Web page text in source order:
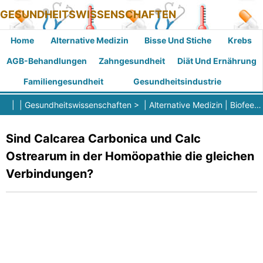
GESUNDHEITSWISSENSCHAFTEN
Home Alternative Medizin Bisse Und Stiche Krebs
AGB-Behandlungen Zahngesundheit Diät Und Ernährung
Familiengesundheit Gesundheitsindustrie
Gesundheitswissenschaften > | Alternative Medizin Biofeedback
Sind Calcarea Carbonica und Calc
Ostrearum in der Homöopathie die gleichen
Verbindungen?